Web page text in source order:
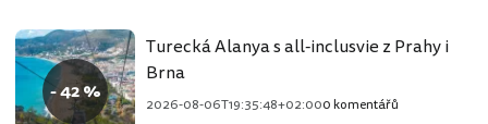
- 42 %
Turecká Alanya s all-inclusvie z Prahy i
Brna
2026-08-06T19:35:48+02:000 komentářů